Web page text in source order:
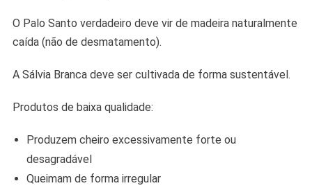
O Palo Santo verdadeiro deve vir de madeira naturalmente
caída (não de desmatamento).
A Sálvia Branca deve ser cultivada de forma sustentável.
Produtos de baixa qualidade:
Produzem cheiro excessivamente forte ou
desagradável
Queimam de forma irregular